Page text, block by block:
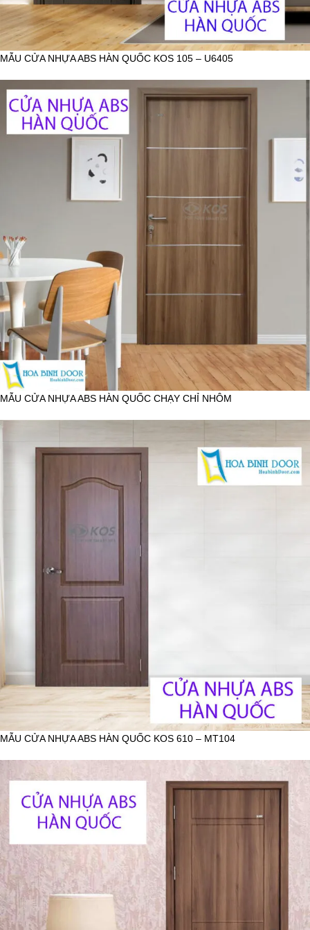
MẪU CỬA NHỰA ABS HÀN QUỐC KOS 105 – U6405
MẪU CỬA NHỰA ABS HÀN QUỐC CHẠY CHỈ NHÔM
MẪU CỬA NHỰA ABS HÀN QUỐC KOS 610 – MT104